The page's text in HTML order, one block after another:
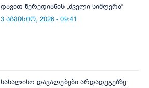
დავით წერედიანის „ძველი სიმღერა“
3 აგვისტო, 2026 - 09:41
სახალისო დავალებები არდადეგებზე